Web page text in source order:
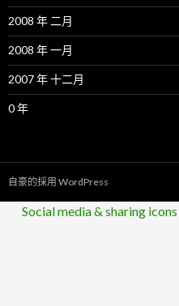
2008 年 二月
2008 年 一月
2007 年 十二月
0 年
自豪的採用 WordPress
Social media & sharing icons